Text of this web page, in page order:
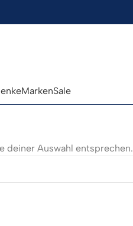
MarkenSale
deiner Auswahl entsprechen.